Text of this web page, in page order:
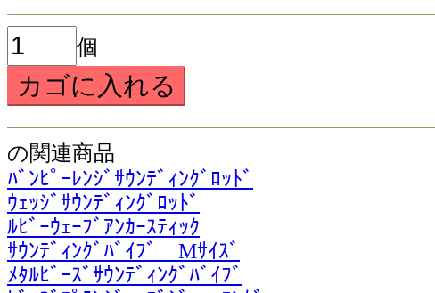
個
の関連商品
ﾊﾞﾝﾋﾟｰﾚﾝｼﾞｻｳﾝﾃﾞｨﾝｸﾞﾛｯﾄﾞ
ｳｪｯｼﾞｻｳﾝﾃﾞｨﾝｸﾞﾛｯﾄﾞ
ﾙﾋﾞｰｳｪｰﾌﾞｱﾝｶｰｽﾃｨｯｸ
ｻｳﾝﾃﾞｨﾝｸﾞﾊﾞｲﾌﾞ Mｻｲｽﾞ
ﾒﾀﾙﾋﾞｰｽﾞｻｳﾝﾃﾞｨﾝｸﾞﾊﾞｲﾌﾞ